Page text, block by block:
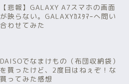
【悲報】GALAXY A7スマホの画面
が映らない。GALAXYｶｽﾀﾏｰへ問い
合わせてみた
DAISOでなまけもの（布団収納袋）
を買ったけど、2度目はねぇぞ！な
買ってみた感想